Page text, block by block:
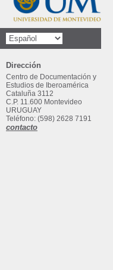
Dirección
Centro de Documentación y
Estudios de Iberoamérica
Cataluña 3112
C.P. 11.600 Montevideo
URUGUAY
Teléfono: (598) 2628 7191
contacto